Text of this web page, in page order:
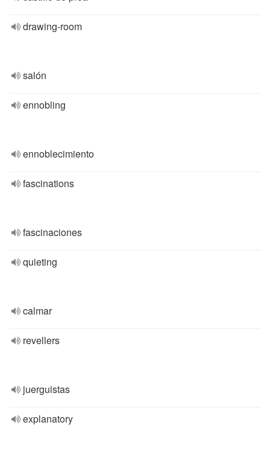
drawing-room
salón
ennobling
ennoblecimiento
fascinations
fascinaciones
quieting
calmar
revellers
juerguistas
explanatory